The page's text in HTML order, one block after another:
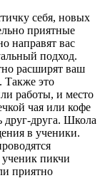
себя, новых
приятные
направят вас
подход.
расширят ваш
Также это
работы, и место
чая или кофе
друг-друга. Школа
в ученики.
пикчи
приятно